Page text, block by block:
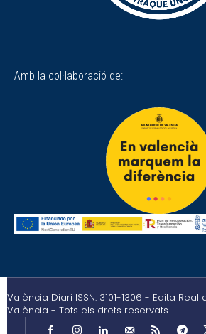
Amb la col·laboració de:
València Diari ISSN: 3101-1306 - Edita
València - Tots els drets reservats